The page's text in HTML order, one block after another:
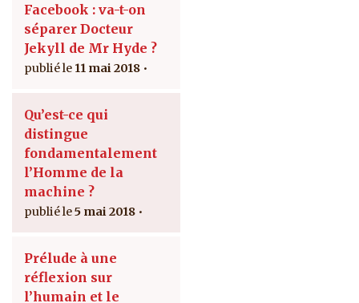
Facebook : va-t-on
séparer Docteur
Jekyll de Mr Hyde ?
11 mai 2018
Qu’est-ce qui
distingue
fondamentalement
l’Homme de la
machine ?
5 mai 2018
Prélude à une
réflexion sur
l’humain et le